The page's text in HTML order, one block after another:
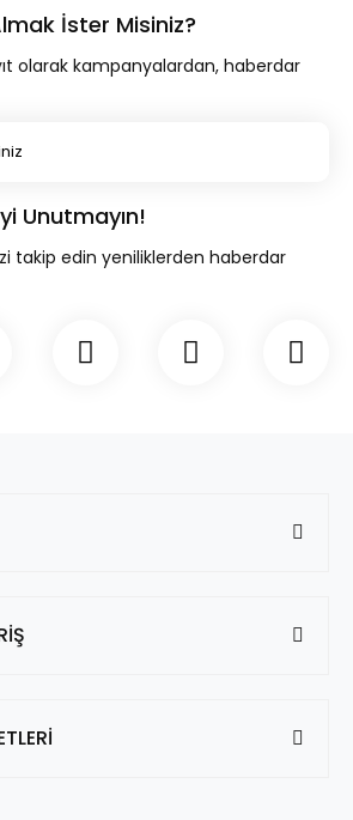
İster Misiniz?
olarak kampanyalardan, haberdar
Unutmayın!
takip edin yeniliklerden haberdar